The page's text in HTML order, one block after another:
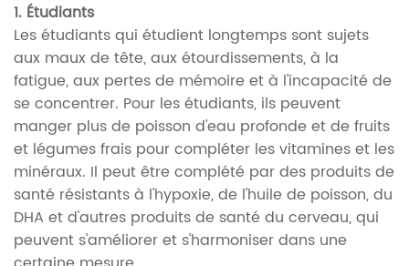
1. Étudiants
Les étudiants qui étudient longtemps sont sujets
aux maux de tête, aux étourdissements, à la
fatigue, aux pertes de mémoire et à l'incapacité de
se concentrer. Pour les étudiants, ils peuvent
manger plus de poisson d'eau profonde et de fruits
et légumes frais pour compléter les vitamines et les
minéraux. Il peut être complété par des produits de
santé résistants à l'hypoxie, de l'huile de poisson, du
DHA et d'autres produits de santé du cerveau, qui
peuvent s'améliorer et s'harmoniser dans une